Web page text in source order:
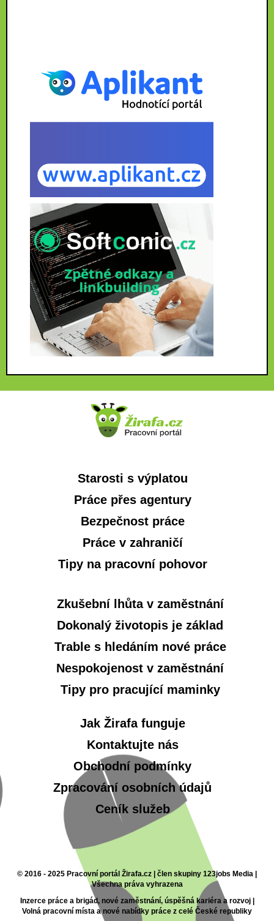
Starosti s výplatou
Práce přes agentury
Bezpečnost práce
Práce v zahraničí
Tipy na pracovní pohovor
Zkušební lhůta v zaměstnání
Dokonalý životopis je základ
Trable s hledáním nové práce
Nespokojenost v zaměstnání
Tipy pro pracující maminky
Jak Žirafa funguje
Kontaktujte nás
Obchodní podmínky
Zpracování osobních údajů
Ceník služeb
© 2016 - 2025 Pracovní portál Žirafa.cz | člen skupiny 123jobs Media |
Všechna práva vyhrazena
Inzerce práce a brigád, nové zaměstnání, úspěšná kariéra a rozvoj |
Volná pracovní místa a nové nabídky práce z celé České republiky